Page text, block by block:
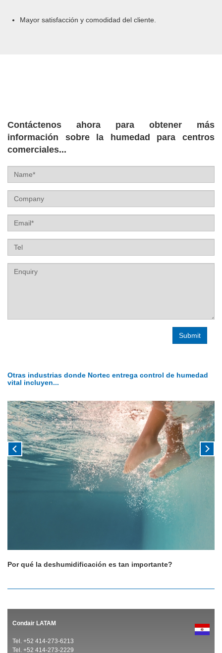
Mayor satisfacción y comodidad del cliente.
Contáctenos ahora para obtener más
información sobre la humedad para centros
comerciales...
Name
Company
Email
Tel
Label
Otras industrias donde Nortec entrega control de humedad
vital incluyen...
Por qué la deshumidificación es tan importante?
Condair LATAM
Tel. +52 414-273-6213
Tel. +52 414-273-2229